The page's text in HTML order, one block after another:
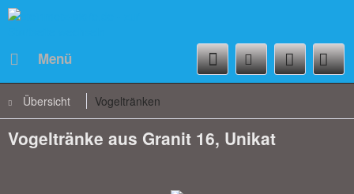
Menü
Übersicht Vogeltränken
Vogeltränke aus Granit 16, Unikat